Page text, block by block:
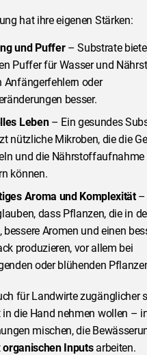
hat ihre eigenen Stärken:
und Puffer– Substrate
Puffer für Wasser und
Anfängerfehlern oder
besser.
Leben– Ein gesundes
nützliche Mikroben, die die
und die Nährstoffaufnahme
können.
Aroma und Komplexität–
dass Pflanzen, die in
bessere Aromen und einen
produzieren, vor allem bei
oder blühenden
für Landwirte zugänglicher
die Hand nehmen wollen –
mischen, die
organischen Inputsarbeiten.